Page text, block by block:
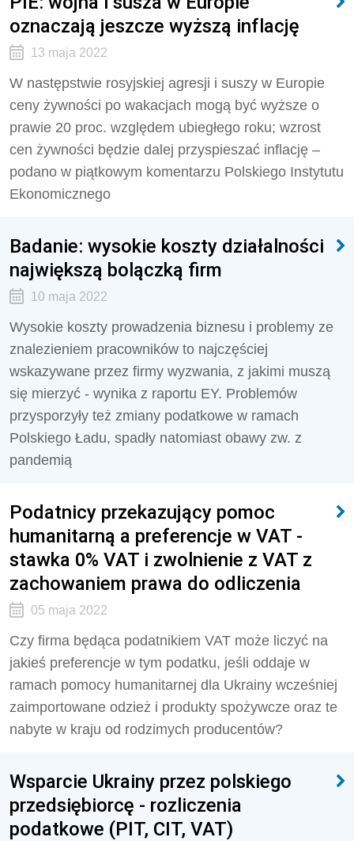
oznaczają jeszcze wyższą inflację
13 maja 2022
W następstwie rosyjskiej agresji i suszy w Europie
ceny żywności po wakacjach mogą być wyższe o
prawie 20 proc. względem ubiegłego roku; wzrost
cen żywności będzie dalej przyspieszać inflację –
podano w piątkowym komentarzu Polskiego Instytutu
Ekonomicznego
Badanie: wysokie koszty działalności
największą bolączką firm
10 maja 2022
Wysokie koszty prowadzenia biznesu i problemy ze
znalezieniem pracowników to najczęściej
wskazywane przez firmy wyzwania, z jakimi muszą
się mierzyć - wynika z raportu EY. Problemów
przysporzyły też zmiany podatkowe w ramach
Polskiego Ładu, spadły natomiast obawy zw. z
pandemią
Podatnicy przekazujący pomoc
humanitarną a preferencje w VAT -
stawka 0% VAT i zwolnienie z VAT z
zachowaniem prawa do odliczenia
05 maja 2022
Czy firma będąca podatnikiem VAT może liczyć na
jakieś preferencje w tym podatku, jeśli oddaje w
ramach pomocy humanitarnej dla Ukrainy wcześniej
zaimportowane odzież i produkty spożywcze oraz te
nabyte w kraju od rodzimych producentów?
Wsparcie Ukrainy przez polskiego
przedsiębiorcę - rozliczenia
podatkowe (PIT, CIT, VAT)